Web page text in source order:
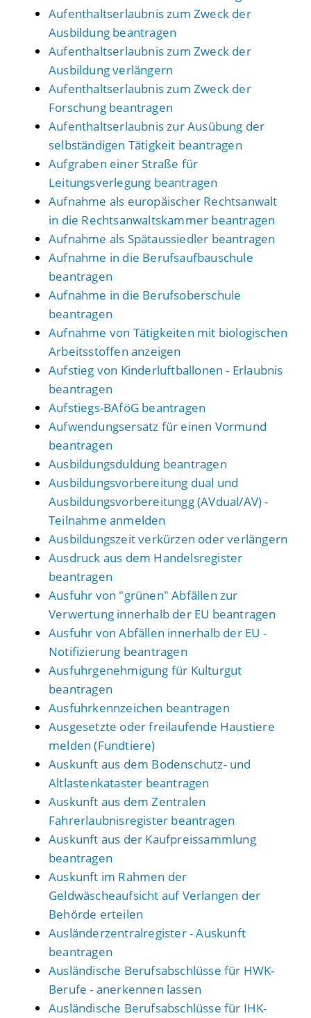
Aufenthaltserlaubnis zum Zweck der
Ausbildung beantragen
Aufenthaltserlaubnis zum Zweck der
Ausbildung verlängern
Aufenthaltserlaubnis zum Zweck der
Forschung beantragen
Aufenthaltserlaubnis zur Ausübung der
selbständigen Tätigkeit beantragen
Aufgraben einer Straße für
Leitungsverlegung beantragen
Aufnahme als europäischer Rechtsanwalt
in die Rechtsanwaltskammer beantragen
Aufnahme als Spätaussiedler beantragen
Aufnahme in die Berufsaufbauschule
beantragen
Aufnahme in die Berufsoberschule
beantragen
Aufnahme von Tätigkeiten mit biologischen
Arbeitsstoffen anzeigen
Aufstieg von Kinderluftballonen - Erlaubnis
beantragen
Aufstiegs-BAföG beantragen
Aufwendungsersatz für einen Vormund
beantragen
Ausbildungsduldung beantragen
Ausbildungsvorbereitung dual und
Ausbildungsvorbereitungg (AVdual/AV) -
Teilnahme anmelden
Ausbildungszeit verkürzen oder verlängern
Ausdruck aus dem Handelsregister
beantragen
Ausfuhr von "grünen" Abfällen zur
Verwertung innerhalb der EU beantragen
Ausfuhr von Abfällen innerhalb der EU -
Notifizierung beantragen
Ausfuhrgenehmigung für Kulturgut
beantragen
Ausfuhrkennzeichen beantragen
Ausgesetzte oder freilaufende Haustiere
melden (Fundtiere)
Auskunft aus dem Bodenschutz- und
Altlastenkataster beantragen
Auskunft aus dem Zentralen
Fahrerlaubnisregister beantragen
Auskunft aus der Kaufpreissammlung
beantragen
Auskunft im Rahmen der
Geldwäscheaufsicht auf Verlangen der
Behörde erteilen
Ausländerzentralregister - Auskunft
beantragen
Ausländische Berufsabschlüsse für HWK-
Berufe - anerkennen lassen
Ausländische Berufsabschlüsse für IHK-